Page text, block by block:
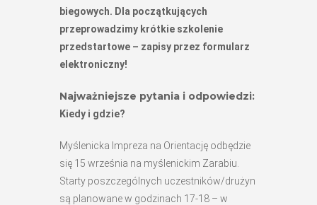
biegowych. Dla początkujących
przeprowadzimy krótkie szkolenie
przedstartowe – zapisy przez formularz
elektroniczny!
Najważniejsze pytania i odpowiedzi:
Kiedy i gdzie?
Myślenicka Impreza na Orientację odbędzie
się 15 września na myślenickim Zarabiu.
Starty poszczególnych uczestników/drużyn
są planowane w godzinach 17-18 – w